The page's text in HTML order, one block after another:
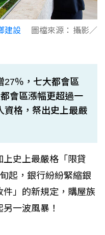
建設 圖檔來源： 攝影／
27％，七大都會區
會區漲幅更超過一
資格，祭出史上最嚴
史上最嚴格「限貸
起，銀行紛紛緊縮銀
」的新規定，購屋族
一波風暴！